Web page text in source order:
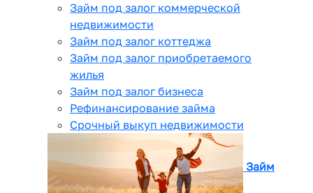
Займ под залог коммерческой
недвижимости
Займ под залог коттеджа
Займ под залог приобретаемого
жилья
Займ под залог бизнеса
Рефинансирование займа
Срочный выкуп недвижимости
Займ